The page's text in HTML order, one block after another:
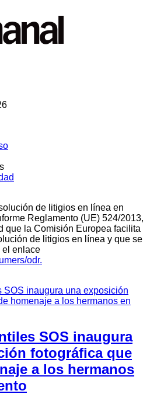
de litigios en línea en
Reglamento (UE) 524/2013,
que la Comisión Europea facilita
de litigios en línea y que se
el enlace
odr.
SOS inaugura
fotográfica que
a los hermanos